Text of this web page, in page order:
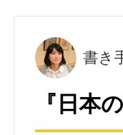
書き
『日本